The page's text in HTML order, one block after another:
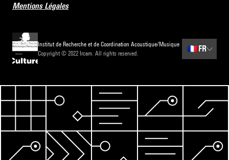
Mentions Légales
Institut de Recherche et de Coordination Acoustique/Musique
Copyright © 2022 Ircam. All rights reserved.
🇫🇷 FR